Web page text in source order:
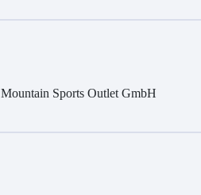
Mountain Sports Outlet GmbH